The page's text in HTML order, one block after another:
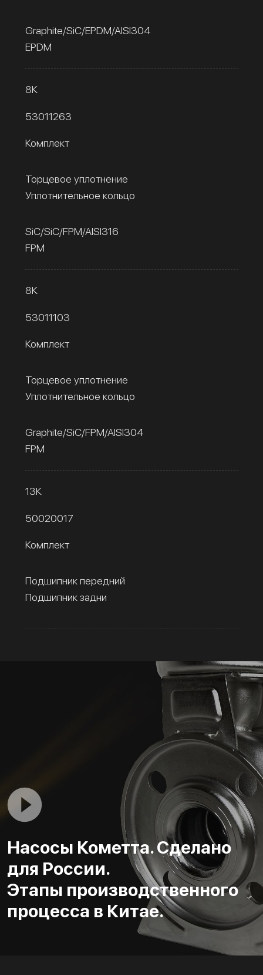
Graphite/SiC/EPDM/AISI304
EPDM
8К
53011263
Комплект
Торцевое уплотнение
Уплотнительное кольцо
SiC/SiC/FPM/AISI316
FPM
8К
53011103
Комплект
Торцевое уплотнение
Уплотнительное кольцо
Graphite/SiC/FPM/AISI304
FPM
13К
50020017
Комплект
Подшипник передний
Подшипник задни
Насосы Кометта. Сделано
для России.
Этапы производственного
процесса в Китае.